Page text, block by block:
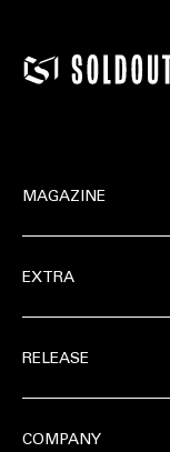
MAGAZINE
EXTRA
RELEASE
COMPANY